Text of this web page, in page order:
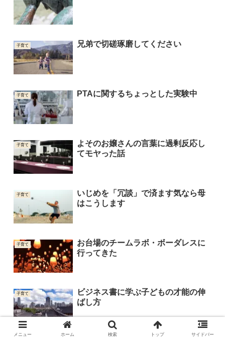
子育て 兄弟で切磋琢磨してください
子育て PTAに関するちょっとした実験中
子育て
よそのお嬢さんの言葉に過剰反応し
てモヤった話
子育て
いじめを「冗談」で済ます気なら母
はこうします
子育て
お台場のチームラボ・ボーダレスに
行ってきた
子育て
ビジネス書に学ぶ子どもの才能の伸
ばし方
メニュー ホーム 検索 トップ サイドバー